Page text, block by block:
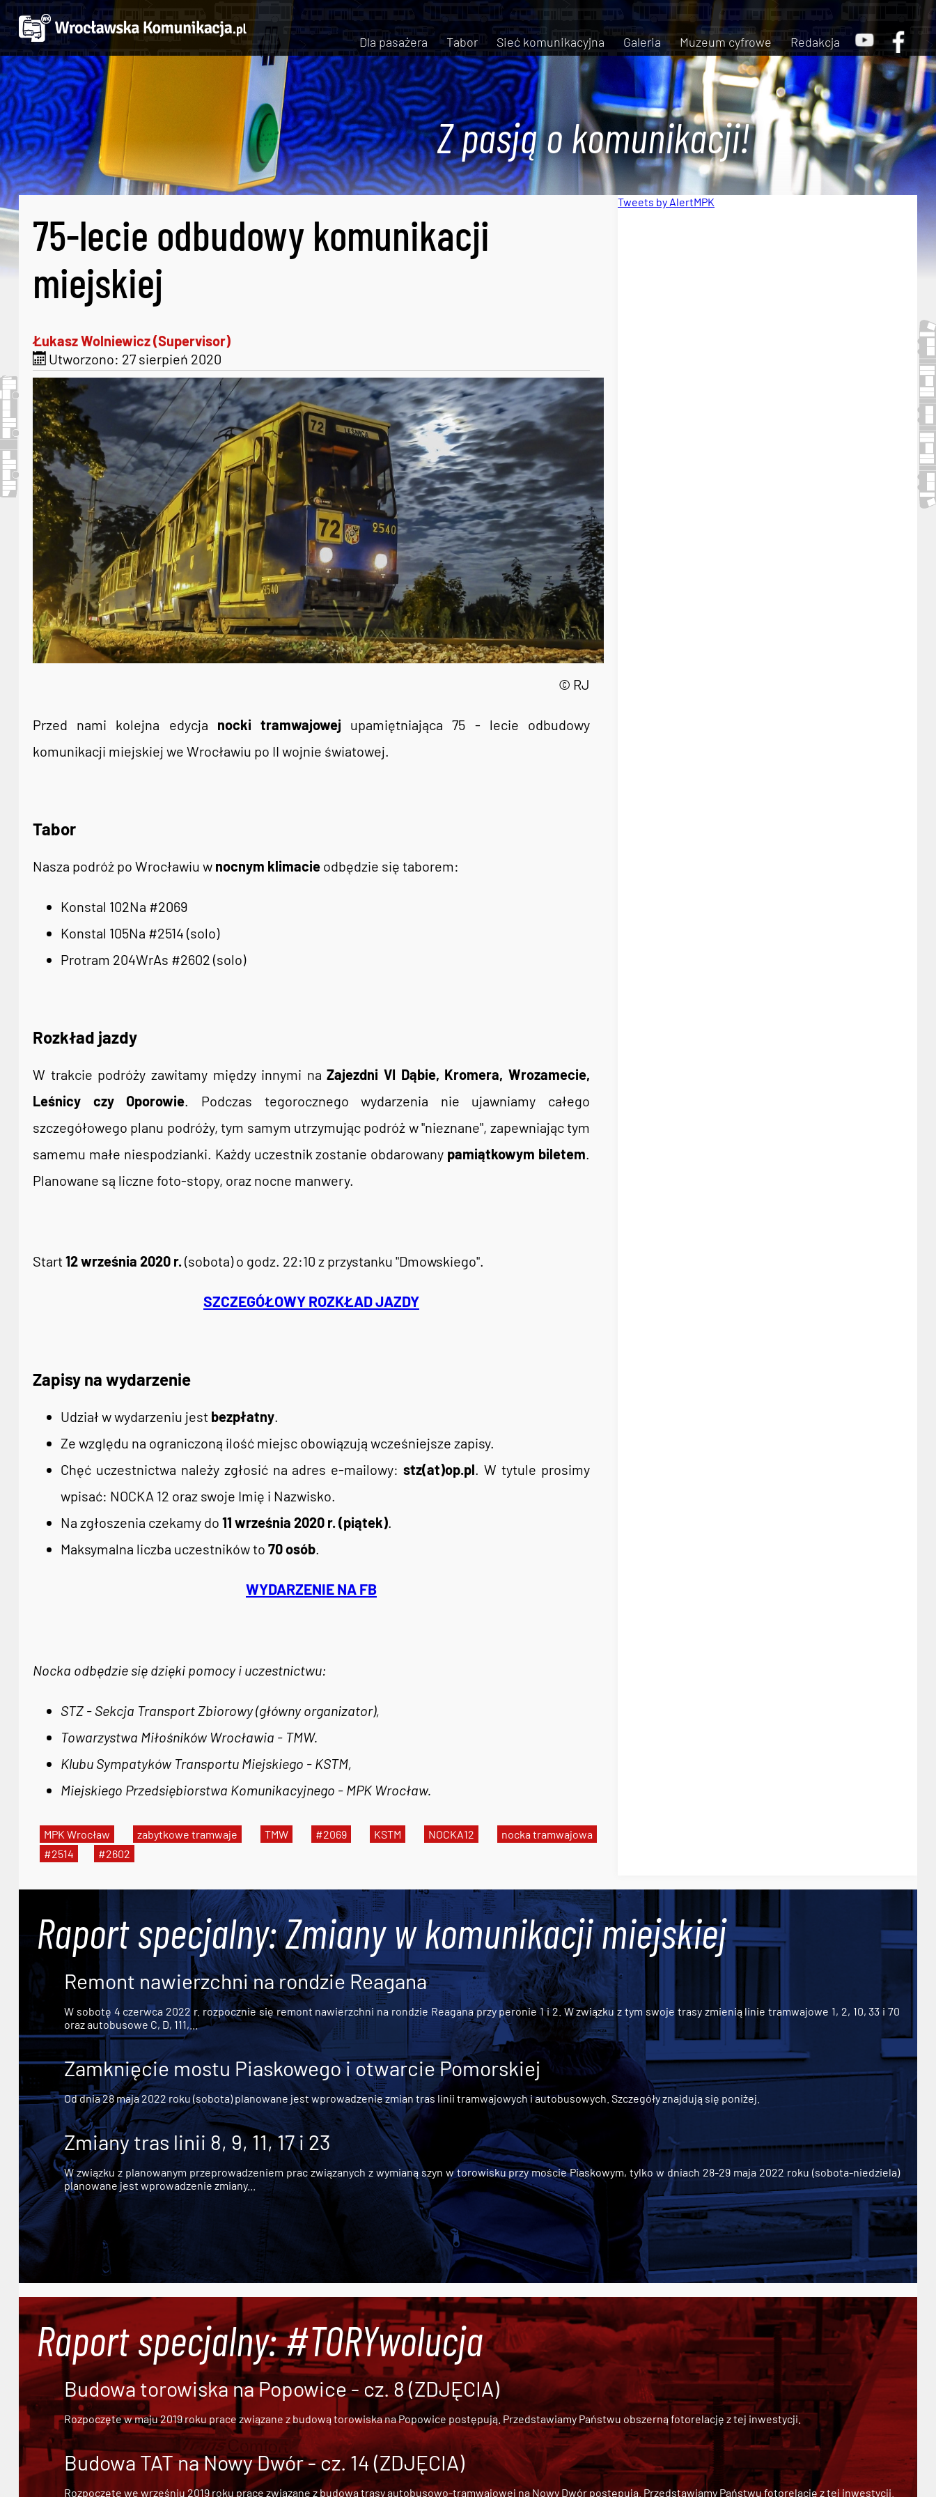
Dla pasażera Tabor Sieć komunikacyjna Galeria Muzeum cyfrowe Redakcja
Z pasją o komunikacji!
75-lecie odbudowy komunikacji
miejskiej
Łukasz Wolniewicz (Supervisor)
Utworzono: 27 sierpień 2020
MPK Wrocław zabytkowe tramwaje TMW #2069 KSTM NOCKA12
nocka tramwajowa
#2514
#2602
© RJ
Przed nami kolejna edycja nocki tramwajowej upamiętniająca 75 - lecie odbudowy
komunikacji miejskiej we Wrocławiu po II wojnie światowej.
Tabor
Nasza podróż po Wrocławiu w nocnym klimacie odbędzie się taborem:
Konstal 102Na #2069
Konstal 105Na #2514 (solo)
Protram 204WrAs #2602 (solo)
Rozkład jazdy
W trakcie podróży zawitamy między innymi naZajezdni VI Dąbie, Kromera, Wrozamecie,
Leśnicy czy Oporowie. Podczas tegorocznego wydarzenia nie ujawniamy całego
szczegółowego planu podróży, tym samym utrzymując podróż w "nieznane", zapewniając tym
samemu małe niespodzianki. Każdy uczestnik zostanie obdarowany pamiątkowym biletem.
Planowane są liczne foto-stopy, oraz nocne manwery.
Start12 września 2020 r.(sobota) o godz. 22:10 z przystanku "Dmowskiego".
SZCZEGÓŁOWY ROZKŁAD JAZDY
Zapisy na wydarzenie
Udział w wydarzeniu jest bezpłatny.
Ze względu na ograniczoną ilość miejsc obowiązują wcześniejsze zapisy.
Chęć uczestnictwa należy zgłosić na adres e-mailowy:stz(at)op.pl. W tytule prosimy
wpisać: NOCKA 12 oraz swoje Imię i Nazwisko.
Na zgłoszenia czekamy do 11 września 2020 r. (piątek).
Maksymalna liczba uczestników to 70 osób.
WYDARZENIE NA FB
Nocka odbędzie się dzięki pomocy i uczestnictwu:
STZ - Sekcja Transport Zbiorowy (główny organizator),
Towarzystwa Miłośników Wrocławia - TMW.
Klubu Sympatyków Transportu Miejskiego - KSTM,
Miejskiego Przedsiębiorstwa Komunikacyjnego - MPK Wrocław.
Tweets by AlertMPK
Raport specjalny: Zmiany w komunikacji miejskiej
Remont nawierzchni na rondzie Reagana
W sobotę 4 czerwca 2022 r. rozpocznie się remont nawierzchni na rondzie Reagana przy peronie 1 i 2. W związku z tym swoje trasy zmienią linie tramwajowe 1, 2, 10, 33 i 70
oraz autobusowe C, D, 111,...
Zamknięcie mostu Piaskowego i otwarcie Pomorskiej
Od dnia 28 maja 2022 roku (sobota) planowane jest wprowadzenie zmian tras linii tramwajowych i autobusowych. Szczegóły znajdują się poniżej.
Zmiany tras linii 8, 9, 11, 17 i 23
W związku z planowanym przeprowadzeniem prac związanych z wymianą szyn w torowisku przy moście Piaskowym, tylko w dniach 28-29 maja 2022 roku (sobota-niedziela)
planowane jest wprowadzenie zmiany...
Raport specjalny: #TORYwolucja
Budowa torowiska na Popowice - cz. 8 (ZDJĘCIA)
Rozpoczęte w maju 2019 roku prace związane z budową torowiska na Popowice postępują. Przedstawiamy Państwu obszerną fotorelację z tej inwestycji.
Budowa TAT na Nowy Dwór - cz. 14 (ZDJĘCIA)
Rozpoczęte we wrześniu 2019 roku prace związane zbudową trasy autobusowo-tramwajowej na Nowy Dwórpostępują. Przedstawiamy Państwu fotorelację z tej inwestycji.